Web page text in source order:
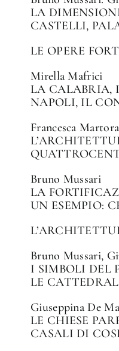
LA
CASTELLI,
LE OPERE
Mirella Mafrici
LA CALABRIA,
NAPOLI, IL
Francesca
Bruno Mussari
LA
UN ESEMPIO:
Bruno Mussari,
I SIMBOLI DEL
LE
Giuseppina De
LE CHIESE
CASALI DI